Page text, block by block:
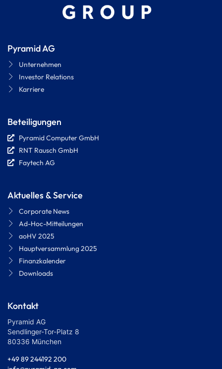
Pyramid AG
Unternehmen
Investor Relations
Karriere
Beteiligungen
Pyramid Computer GmbH
RNT Rausch GmbH
Faytech AG
Aktuelles & Service
Corporate News
Ad-Hoc-Mitteilungen
aoHV 2025
Hauptversammlung 2025
Finanzkalender
Downloads
Kontakt
Pyramid AG
Sendlinger-Tor-Platz 8
80336 München
+49 89 244192 200